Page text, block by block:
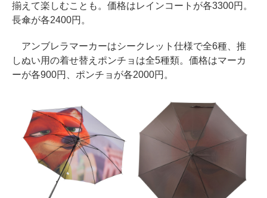
揃えて楽しむことも。価格はレインコートが各3300円。
長傘が各2400円。
アンブレラマーカーはシークレット仕様で全6種、推
しぬい用の着せ替えポンチョは全5種類。価格はマーカ
ーが各900円、ポンチョが各2000円。